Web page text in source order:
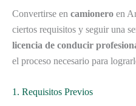
Convertirse en camionero en
ciertos requisitos y seguir una
licencia de conducir
el proceso necesario para
1. Requisitos Previos